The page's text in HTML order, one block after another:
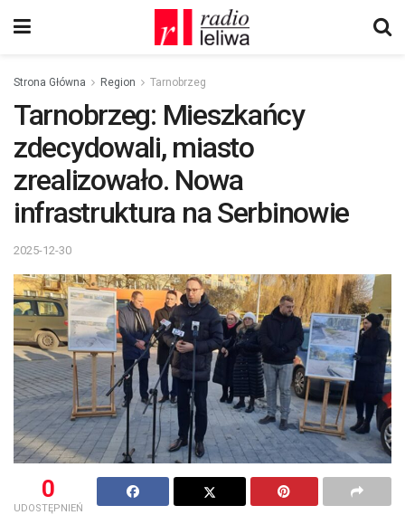
Strona Główna Region Tarnobrzeg
Tarnobrzeg: Mieszkańcy
zdecydowali, miasto
zrealizowało. Nowa
infrastruktura na Serbinowie
2025-12-30
0
UDOSTĘPNIEŃ